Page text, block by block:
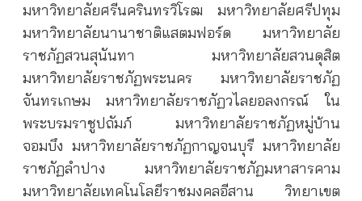
มหาวิทยาลัยศรีนครินทรวิโรฒ มหาวิทยาลัยศรีปทุม
มหาวิทยาลัยนานาชาติแสตมฟอร์ด มหาวิทยาลัย
ราชภัฏสวนสุนันทา มหาวิทยาลัยสวนดุสิต
มหาวิทยาลัยราชภัฏพระนคร มหาวิทยาลัยราชภัฏ
จันทรเกษม มหาวิทยาลัยราชภัฏวไลยอลงกรณ์ ใน
พระบรมราชูปถัมภ์ มหาวิทยาลัยราชภัฏหมู่บ้าน
จอมบึง มหาวิทยาลัยราชภัฏกาญจนบุรี มหาวิทยาลัย
ราชภัฏลำปาง มหาวิทยาลัยราชภัฏมหาสารคาม
มหาวิทยาลัยเทคโนโลยีราชมงคลอีสาน วิทยาเขต